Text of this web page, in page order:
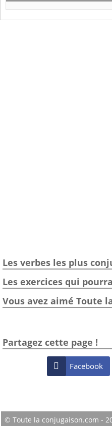
Les verbes les plus
Les exercices qui
Vous avez aimé Toute
Partagez cette page !
 Facebook
© Toute la conjugaison.com -